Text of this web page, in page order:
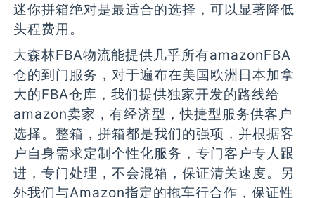
迷你拼箱绝对是最适合的选择，可以显著降低
头程费用。
大森林FBA物流能提供几乎所有amazonFBA
仓的到门服务，对于遍布在美国欧洲日本加拿
大的FBA仓库，我们提供独家开发的路线给
amazon卖家，有经济型，快捷型服务供客户
选择。整箱，拼箱都是我们的强项，并根据客
户自身需求定制个性化服务，专门客户专人跟
进，专门处理，不会混箱，保证清关速度。另
外我们与Amazon指定的拖车行合作，保证性